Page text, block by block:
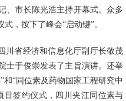
、市长陈光浩主持开幕式。众多
，按下了峰会“启动键”。
川省经济和信息化厅副厅长敬茂
士于俊崇发表了主旨演讲。还举
“同位素及药物国家工程研究中
目签约仪式，四川夹江同位素与